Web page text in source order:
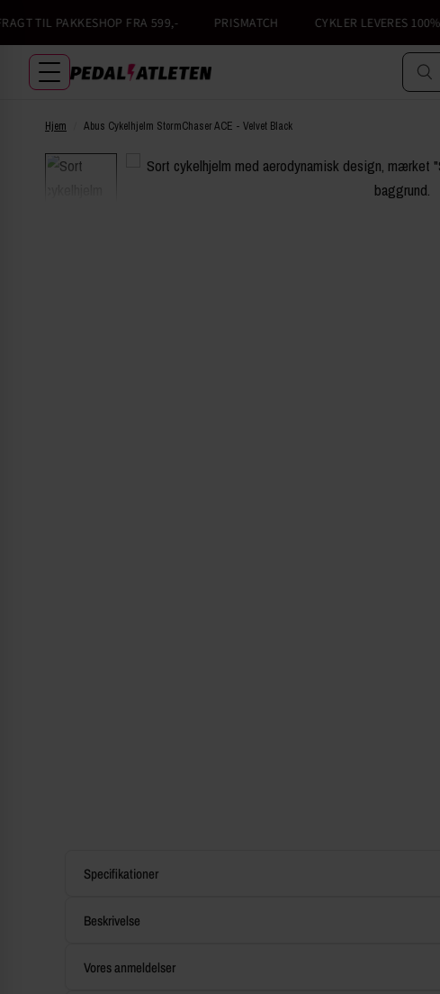
TIL PAKKESHOP FRA 599,- PRISMATCH CYKLER LEVERES 100%
Hjem Abus Cykelhjelm StormChaser ACE - Velvet Black
Specifikationer
Beskrivelse
Vores anmeldelser